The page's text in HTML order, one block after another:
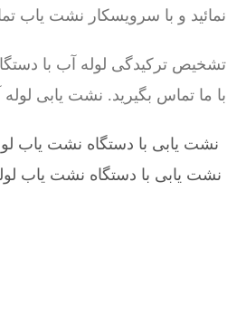
نمائید و با سرویسکار نشت یاب
تشخیص ترکیدگی لوله آب با
با ما تماس بگیرید. نشت یابی
نشت یابی با دستگاه نشت یاب
نشت یابی با دستگاه نشت یاب